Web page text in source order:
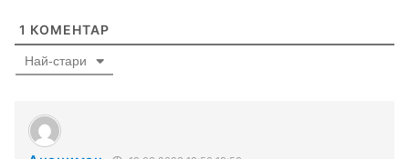
1 КОМЕНТАР
Най-стари